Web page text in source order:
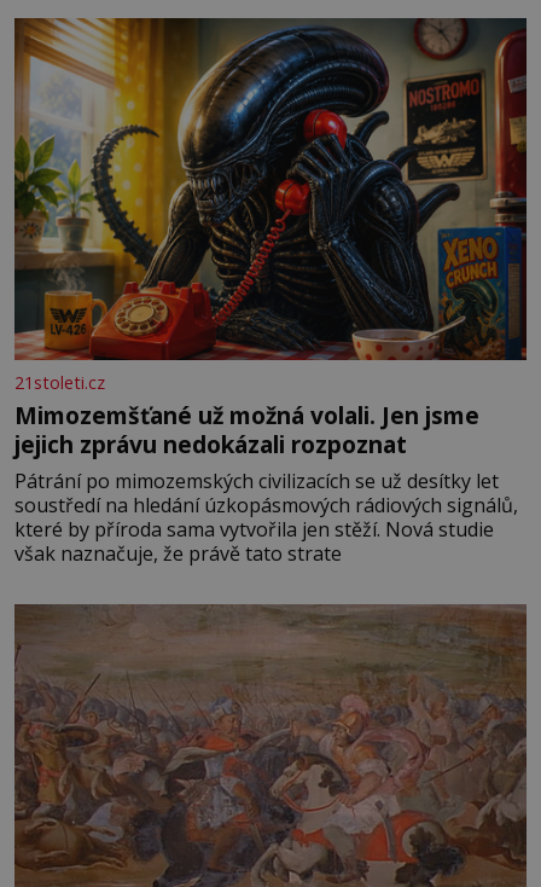
měkkost a bezpečí, proto by pokoj miminka měl působit
především klidně a útulně. Předškolní věk je
21stoleti.cz
Mimozemšťané už možná volali. Jen jsme
jejich zprávu nedokázali rozpoznat
Pátrání po mimozemských civilizacích se už desítky let
soustředí na hledání úzkopásmových rádiových signálů,
které by příroda sama vytvořila jen stěží. Nová studie
však naznačuje, že právě tato strate